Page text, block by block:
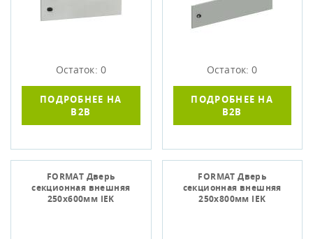
Остаток: 0
ПОДРОБНЕЕ НА
B2B
Остаток: 0
ПОДРОБНЕЕ НА
B2B
FORMAT Дверь
секционная внешняя
250х600мм IEK
FORMAT Дверь
секционная внешняя
250х800мм IEK